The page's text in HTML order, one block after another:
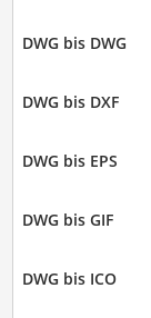
DWG bis DWG
DWG bis DXF
DWG bis EPS
DWG bis GIF
DWG bis ICO